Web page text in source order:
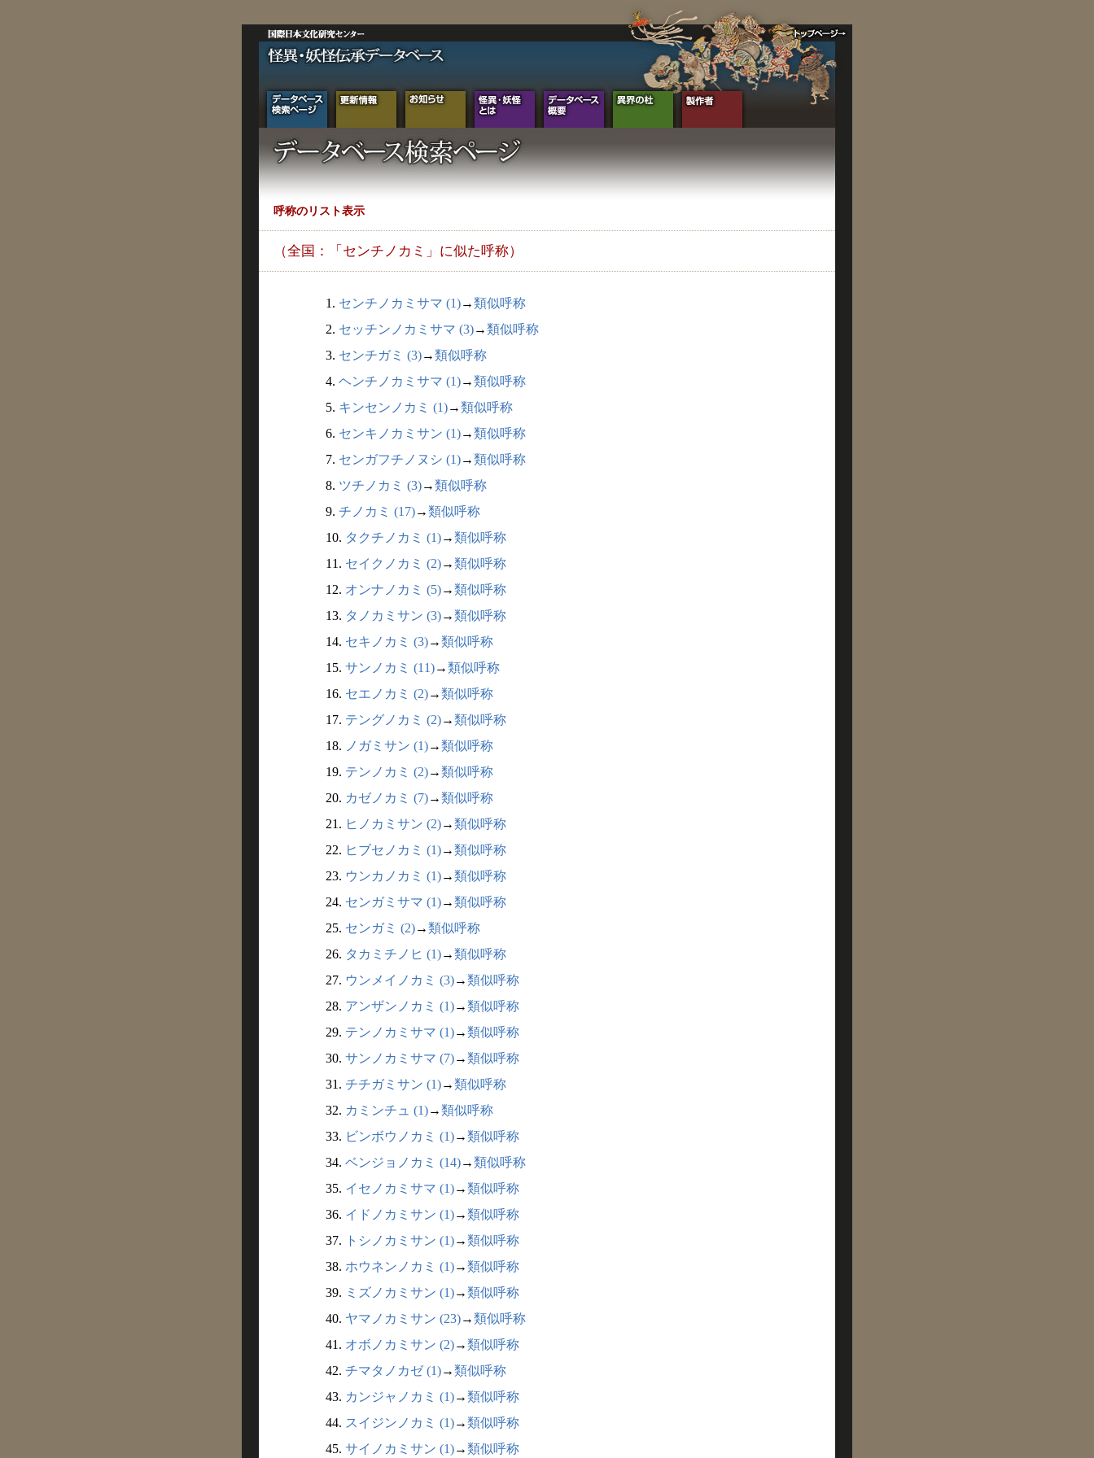
呼称のリスト表示
（全国：「センチノカミ」に似た呼称）
1. センチノカミサマ (1)→類似呼称
2. セッチンノカミサマ (3)→類似呼称
3. センチガミ (3)→類似呼称
4. ヘンチノカミサマ (1)→類似呼称
5. キンセンノカミ (1)→類似呼称
6. センキノカミサン (1)→類似呼称
7. センガフチノヌシ (1)→類似呼称
8. ツチノカミ (3)→類似呼称
9. チノカミ (17)→類似呼称
10. タクチノカミ (1)→類似呼称
11. セイクノカミ (2)→類似呼称
12. オンナノカミ (5)→類似呼称
13. タノカミサン (3)→類似呼称
14. セキノカミ (3)→類似呼称
15. サンノカミ (11)→類似呼称
16. セエノカミ (2)→類似呼称
17. テングノカミ (2)→類似呼称
18. ノガミサン (1)→類似呼称
19. テンノカミ (2)→類似呼称
20. カゼノカミ (7)→類似呼称
21. ヒノカミサン (2)→類似呼称
22. ヒブセノカミ (1)→類似呼称
23. ウンカノカミ (1)→類似呼称
24. センガミサマ (1)→類似呼称
25. センガミ (2)→類似呼称
26. タカミチノヒ (1)→類似呼称
27. ウンメイノカミ (3)→類似呼称
28. アンザンノカミ (1)→類似呼称
29. テンノカミサマ (1)→類似呼称
30. サンノカミサマ (7)→類似呼称
31. チチガミサン (1)→類似呼称
32. カミンチュ (1)→類似呼称
33. ビンボウノカミ (1)→類似呼称
34. ベンジョノカミ (14)→類似呼称
35. イセノカミサマ (1)→類似呼称
36. イドノカミサン (1)→類似呼称
37.
トシノカミサン (1)→類似呼称
38. ホウネンノカミ (1)→類似呼称
39. ミズノカミサン (1)→類似呼称
40. ヤマノカミサン (23)→類似呼称
41. オボノカミサン (2)→類似呼称
42. チマタノカゼ (1)→類似呼称
43. カンジャノカミ (1)→類似呼称
44. スイジンノカミ (1)→類似呼称
45. サイノカミサン (1)→類似呼称